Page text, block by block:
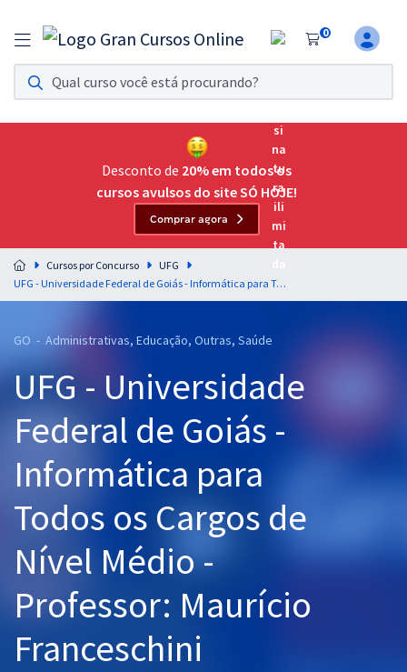
0
Assinatura Ilimitada 11
Acesso a todos os cursos. Teste grátis por 7 dias!
Assinatura OAB Até Passar
Acesso ilimitado a toda preparação para o Exame da
Residências Multiprofissionais
Preparação completa e intensiva para as principais
residências em saúde do Brasil
Cursos 20% OFF
Pós
Graduação
OAB
Mentorias
Questões grátis
Desconto de 20% em todos os
cursos avulsos do site SÓ HOJE!
Comprar agora
Cursos por Concurso
UFG
UFG - Universidade Federal de Goiás - Informática para Todos os Cargos de Nível Médio - Professor: Maurício Franceschini
GO - Administrativas, Educação, Outras, Saúde
UFG - Universidade
Federal de Goiás -
Informática para
Todos os Cargos de
Nível Médio -
Professor: Maurício
Franceschini